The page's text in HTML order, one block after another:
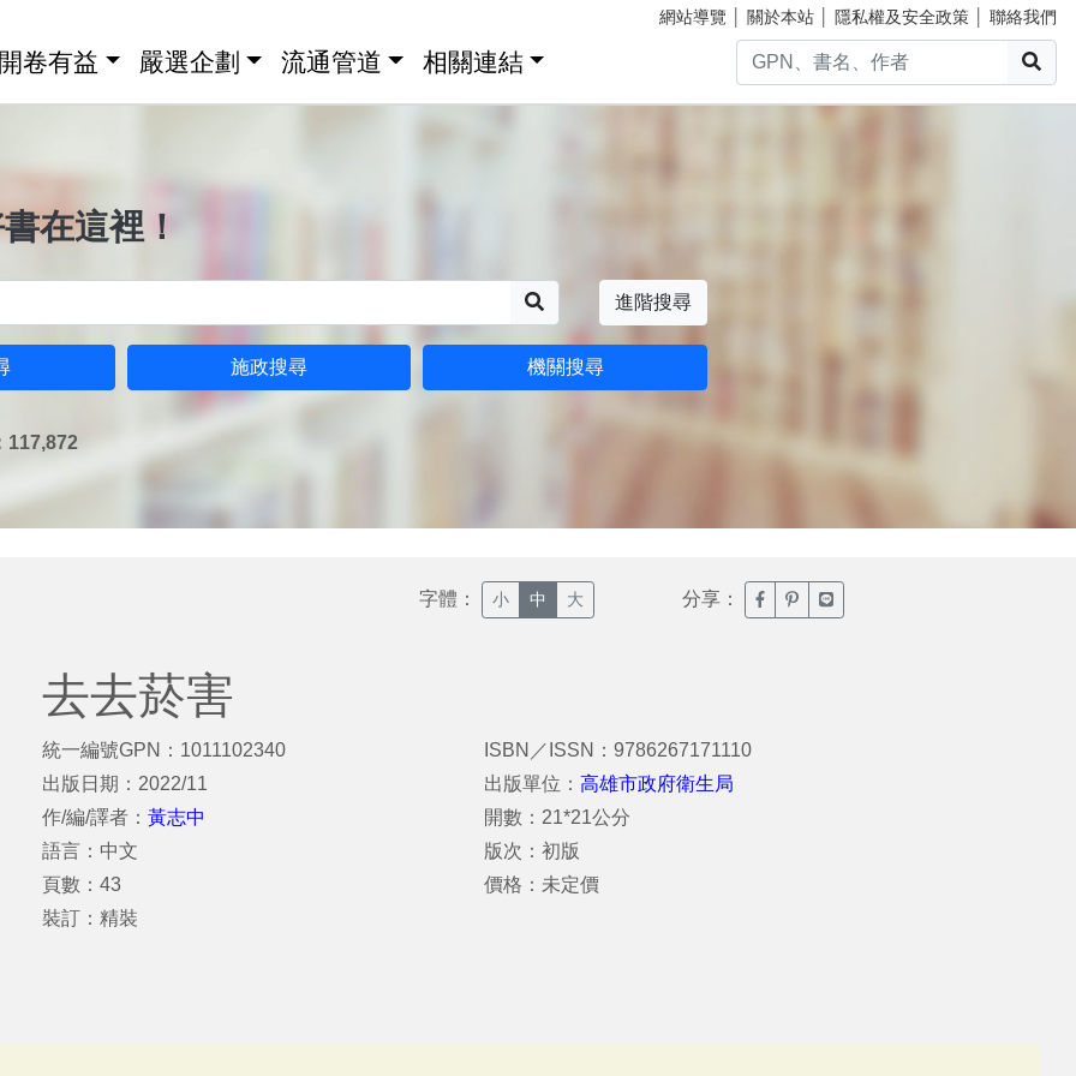
網站導覽 關於本站 隱私權及安全政策 聯絡我們
卷有益 嚴選企劃 流通管道 相關連結
在這裡！
進階搜尋
施政搜尋 機關搜尋
117,872
字體： 小 中 大 分享： 臉書分享(另開新視窗)
噗浪分享(另開新視窗)
Line分享(另開新視窗)
去去菸害
統一編號GPN：1011102340
出版日期：2022/11
作/編/譯者： 黃志中
語言：中文
頁數：43
裝訂：精裝
ISBN／ISSN：9786267171110
出版單位：高雄市政府衛生局
開數：21*21公分
版次：初版
價格：未定價